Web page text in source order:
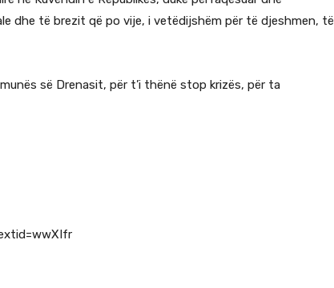
dhe të brezit që po vije, i vetëdijshëm për të djeshmen, të
së Drenasit, për t’i thënë stop krizës, për ta